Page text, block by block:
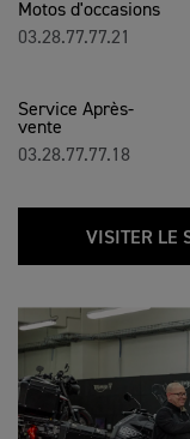
Motos d'occasions
03.28.77.77.21
Service Après-
vente
03.28.77.77.18
VISITER LE